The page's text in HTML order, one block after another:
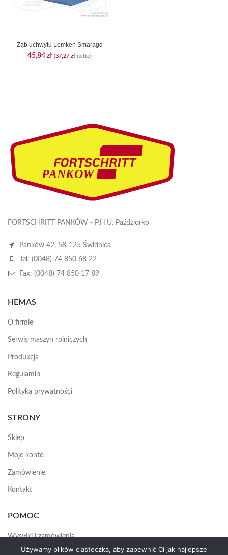
Ząb uchwytu Lemken Smaragd
45,84 zł (37,27 zł netto)
FORTSCHRITT PANKÓW - P.H.U. Paździorko
Panków 42, 58-125 Świdnica
Tel: (0048) 74 850 68 22
Fax: (0048) 74 850 17 89
HEMAS
O firmie
Serwis maszyn rolniczych
Produkcja
Regulamin
Polityka prywatności
STRONY
Sklep
Moje konto
Zamówienie
Kontakt
POMOC
Wysyłki i zamówienia
Jak założyć konto
Używamy plików ciasteczka, aby zapewnić Ci jak najlepsze